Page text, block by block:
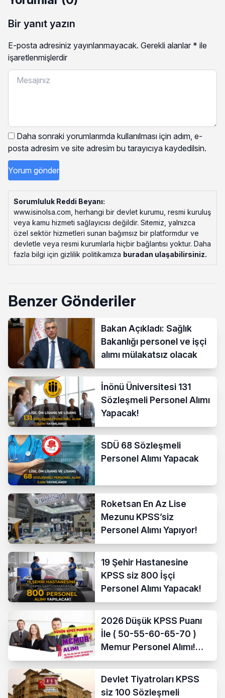
Bir yanıt yazın
E-posta adresiniz yayınlanmayacak. Gerekli alanlar * ile
işaretlenmişlerdir
Daha sonraki yorumlarımda kullanılması için adım, e-
posta adresim ve site adresim bu tarayıcıya kaydedilsin.
Sorumluluk Reddi Beyanı:
www.isinolsa.com, herhangi bir devlet kurumu, resmi kuruluş
veya kamu hizmeti sağlayıcısı değildir. Sitemiz, yalnızca
özel sektör hizmetleri sunan bağımsız bir platformdur ve
devletle veya resmi kurumlarla hiçbir bağlantısı yoktur. Daha
fazla bilgi için gizlilik politikamıza buradan ulaşabilirsiniz.
Benzer Gönderiler
Bakan Açıkladı: Sağlık
Bakanlığı personel ve işçi
alımı mülakatsız olacak
İnönü Üniversitesi 131
Sözleşmeli Personel Alımı
Yapacak!
SDÜ 68 Sözleşmeli
Personel Alımı Yapacak
Roketsan En Az Lise
Mezunu KPSS’siz
Personel Alımı Yapıyor!
19 Şehir Hastanesine
KPSS siz 800 İşçi
Personel Alımı Yapacak!
2026 Düşük KPSS Puanı
İle ( 50-55-60-65-70 )
Memur Personel Alımı!
Lise, Ön Lisans ve Lisans
Devlet Tiyatroları KPSS
siz 100 Sözleşmeli